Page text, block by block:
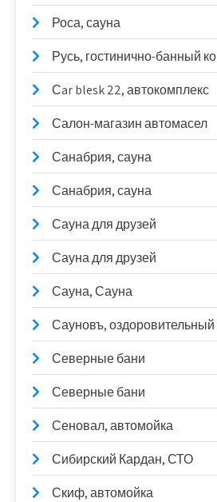
Роса, сауна
Русь, гостинично-банный
Сar blesk 22, автокомплекс
Салон-магазин автомасел
Санабрия, сауна
Санабрия, сауна
Сауна для друзей
Сауна для друзей
Сауна, Сауна
Сауновъ, оздоровительный
Северные бани
Северные бани
Сеновал, автомойка
Сибирский Кардан, СТО
Скиф, автомойка